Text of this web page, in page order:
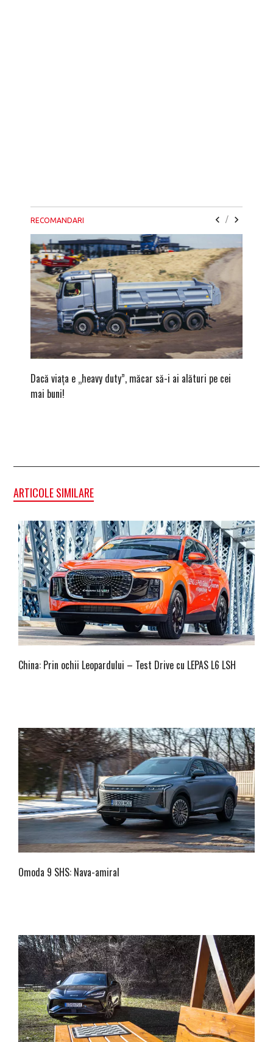
RECOMANDARI /
Dacă viața e „heavy duty”, măcar să-i ai alături pe cei
mai buni!
ARTICOLE SIMILARE
China: Prin ochii Leopardului – Test Drive cu LEPAS L6 LSH
Omoda 9 SHS: Nava-amiral